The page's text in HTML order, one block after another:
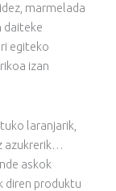
marmelada
daiteke
egiteko
izan
laranjarik,
azukrerik…
askok
diren produktu